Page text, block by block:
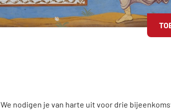
We nodigen je van harte uit voor drie